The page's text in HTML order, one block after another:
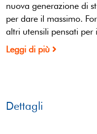
nuova generazione di
per dare il massimo.
altri utensili pensati per
Leggi di più
Dettagli